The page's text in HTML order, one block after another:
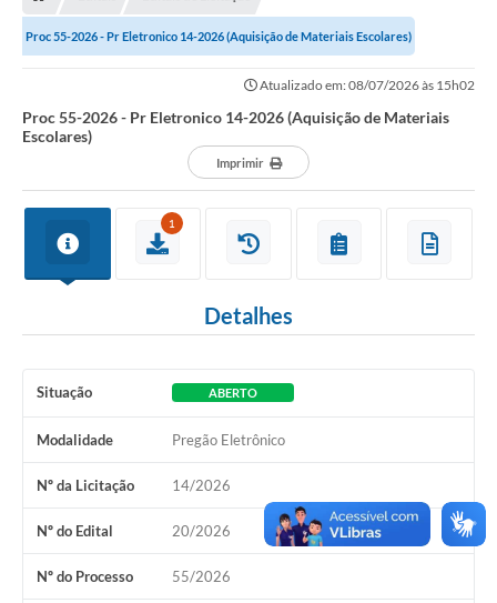
SECRETARIA E DEPARTAMENTOS
SIC
Transparência
Editais
Diário Oficial
Fale com o Prefeito
Leis Municipais Online
Galeria de Fotos
Contratos
Proc 55-2026 - Pr Eletronico 14-2026 (Aquisição de Materiais Escolares)
Atualizado em: 08/07/2026 às 15h02
Proc 55-2026 - Pr Eletronico 14-2026 (Aquisição de Materiais
Escolares)
Imprimir
1
Detalhes
Situação ABERTO
Modalidade Pregão Eletrônico
Nº da Licitação 14/2026
Nº do Edital 20/2026
Nº do Processo 55/2026